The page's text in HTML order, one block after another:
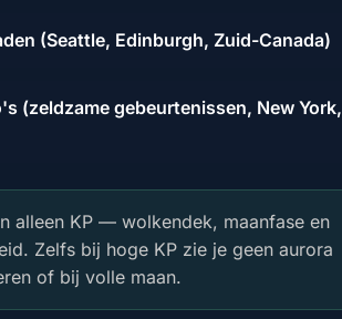
(Seattle, Edinburgh, Zuid-Canada)
(zeldzame gebeurtenissen, New York,
alleen KP — wolkendek, maanfase en
Zelfs bij hoge KP zie je geen aurora
of bij volle maan.